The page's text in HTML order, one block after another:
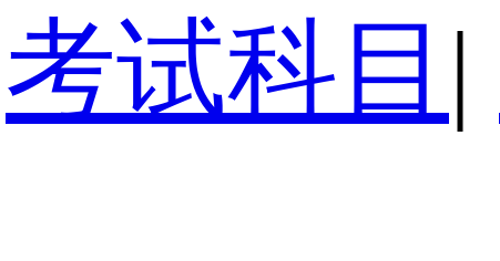
考试科目 |